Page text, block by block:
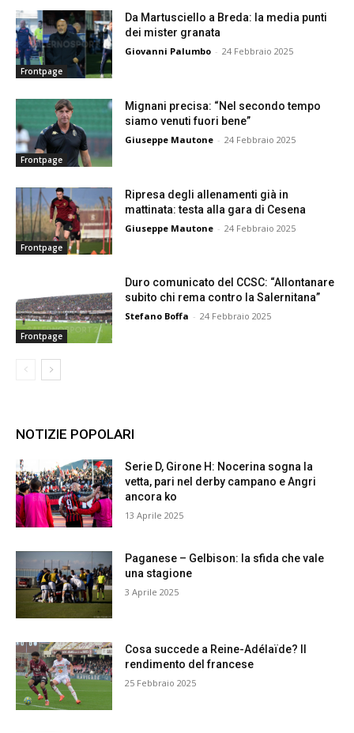
Frontpage
Da Martusciello a Breda: la media punti
dei mister granata
Giovanni Palumbo - 24 Febbraio 2025
Frontpage
Mignani precisa: “Nel secondo tempo
siamo venuti fuori bene”
Giuseppe Mautone - 24 Febbraio 2025
Frontpage
Ripresa degli allenamenti già in
mattinata: testa alla gara di Cesena
Giuseppe Mautone - 24 Febbraio 2025
Frontpage
Duro comunicato del CCSC: “Allontanare
subito chi rema contro la Salernitana”
Stefano Boffa - 24 Febbraio 2025
NOTIZIE POPOLARI
Serie D, Girone H: Nocerina sogna la
vetta, pari nel derby campano e Angri
ancora ko
13 Aprile 2025
Paganese – Gelbison: la sfida che vale
una stagione
3 Aprile 2025
Cosa succede a Reine-Adélaïde? Il
rendimento del francese
25 Febbraio 2025